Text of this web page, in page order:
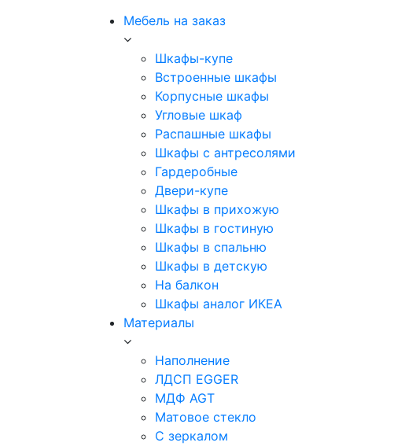
Мебель на заказ
Шкафы-купе
Встроенные шкафы
Корпусные шкафы
Угловые шкаф
Распашные шкафы
Шкафы с антресолями
Гардеробные
Двери-купе
Шкафы в прихожую
Шкафы в гостиную
Шкафы в спальню
Шкафы в детскую
На балкон
Шкафы аналог ИКЕА
Материалы
Наполнение
ЛДСП EGGER
МДФ AGT
Матовое стекло
С зеркалом